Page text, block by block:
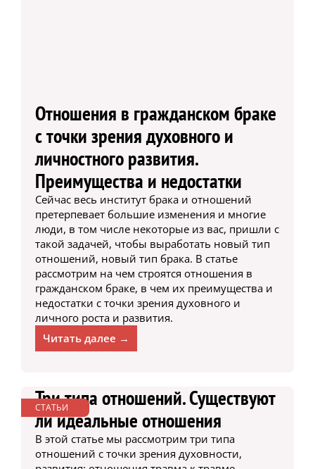
Отношения в гражданском браке
с точки зрения духовного и
личностного развития.
Преимущества и недостатки
Сейчас весь институт брака и отношений
претерпевает большие изменения и многие
люди, в том числе некоторые из вас, пришли с
такой задачей, чтобы выработать новый тип
отношений, новый тип брака. В статье
рассмотрим на чем строятся отношения в
гражданском браке, в чем их преимущества и
недостатки с точки зрения духовного и
личного роста и развития.
Читать далее →
СТАТЬИ
Три типа отношений. Существуют
ли идеальные отношения
В этой статье мы рассмотрим три типа
отношений с точки зрения духовности,